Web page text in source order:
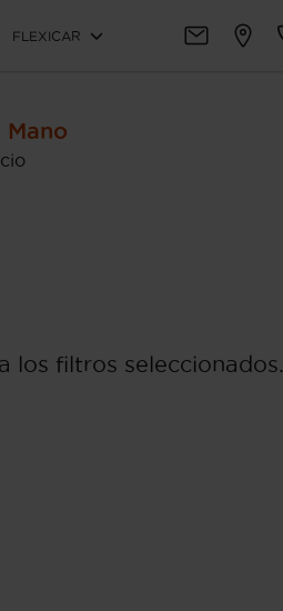
FLEXICAR
Mano
los filtros seleccionados.